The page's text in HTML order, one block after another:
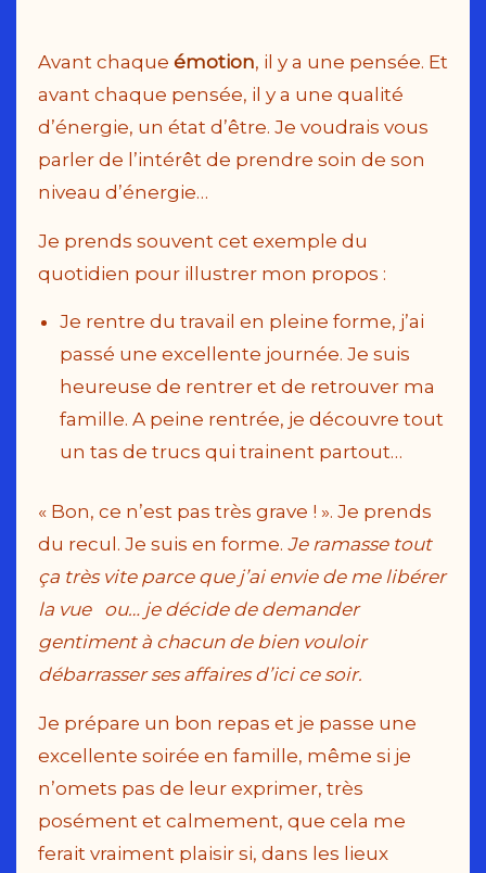
Avant chaque émotion, il y a une pensée. Et
avant chaque pensée, il y a une qualité
d’énergie, un état d’être. Je voudrais vous
parler de l’intérêt de prendre soin de son
niveau d’énergie…
Je prends souvent cet exemple du
quotidien pour illustrer mon propos :
Je rentre du travail en pleine forme, j’ai
passé une excellente journée. Je suis
heureuse de rentrer et de retrouver ma
famille. A peine rentrée, je découvre tout
un tas de trucs qui trainent partout…
« Bon, ce n’est pas très grave ! ». Je prends
du recul. Je suis en forme. Je ramasse tout
ça très vite parce que j’ai envie de me libérer
la vue ou… je décide de demander
gentiment à chacun de bien vouloir
débarrasser ses affaires d’ici ce soir.
Je prépare un bon repas et je passe une
excellente soirée en famille, même si je
n’omets pas de leur exprimer, très
posément et calmement, que cela me
ferait vraiment plaisir si, dans les lieux